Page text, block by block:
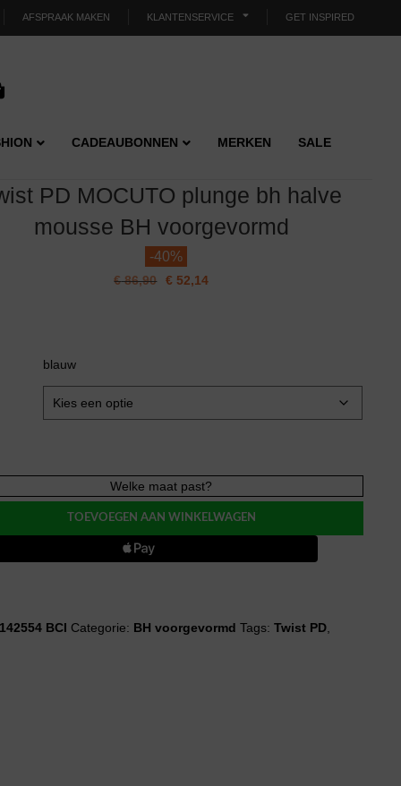
AFSPRAAK MAKEN KLANTENSERVICE GET INSPIRED
CADEAUBONNEN MERKEN SALE
PD MOCUTO plunge bh halve
mousse BH voorgevormd
-40%
€86,90 € 52,14
blauw
Welke maat past?
TOEVOEGEN AAN WINKELWAGEN
BCI Categorie: BH voorgevormd Tags:Twist PD